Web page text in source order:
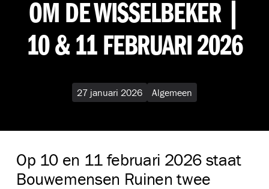
OM DE WISSELBEKER |
10 & 11 FEBRUARI 2026
27 januari 2026 Algemeen
Op 10 en 11 februari 2026 staat
Bouwemensen Ruinen twee